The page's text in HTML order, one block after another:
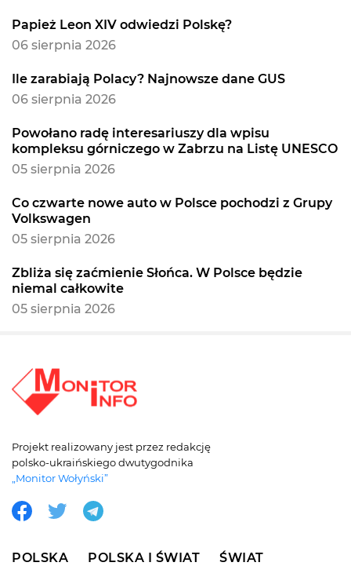
Papież Leon XIV odwiedzi Polskę?
06 sierpnia 2026
Ile zarabiają Polacy? Najnowsze dane GUS
06 sierpnia 2026
Powołano radę interesariuszy dla wpisu
kompleksu górniczego w Zabrzu na Listę UNESCO
05 sierpnia 2026
Co czwarte nowe auto w Polsce pochodzi z Grupy
Volkswagen
05 sierpnia 2026
Zbliża się zaćmienie Słońca. W Polsce będzie
niemal całkowite
05 sierpnia 2026
Projekt realizowany jest przez redakcję
polsko-ukraińskiego dwutygodnika
„Monitor Wołyński”
POLSKA POLSKA I ŚWIAT
ŚWIAT